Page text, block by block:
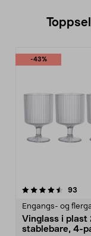
-43%
93
Engangs- og
Vinglass i plast
stablebare, 4-
4.5 av 5